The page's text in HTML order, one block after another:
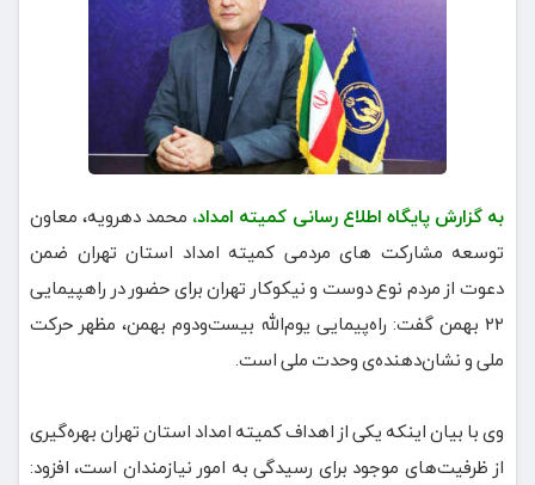
به گزارش پایگاه اطلاع رسانی کمیته امداد، محمد دهرویه، معاون
توسعه مشارکت های مردمی کمیته امداد استان تهران ضمن
دعوت از مردم نوع دوست و نیکوکار تهران برای حضور در راهپیمایی
۲۲ بهمن گفت: راه‌پیمایی یوم‌الله بیست‌ودوم بهمن، مظهر حرکت
ملی و نشان‌دهنده‌ی وحدت ملی است.
وی با بیان اینکه یکی از اهداف کمیته امداد استان تهران بهره‌گیری
از ظرفیت‌های موجود برای رسیدگی به امور نیازمندان است، افزود: